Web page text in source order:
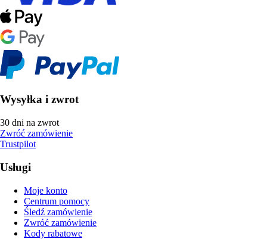
Wysyłka i zwrot
30 dni na zwrot
Zwróć zamówienie
Trustpilot
Usługi
Moje konto
Centrum pomocy
Śledź zamówienie
Zwróć zamówienie
Kody rabatowe